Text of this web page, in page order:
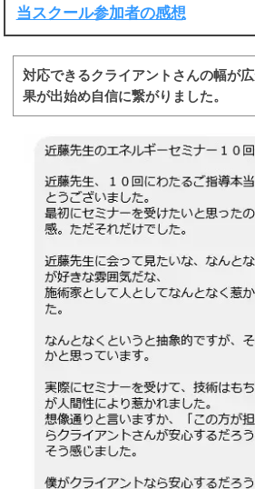
当スクール参加者の感想
対応できるクライアントさんの幅が
果が出始め自信に繋がりました。